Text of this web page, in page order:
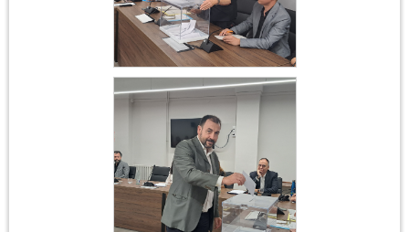
Constitució
Ajuntament 17 de juny
2023